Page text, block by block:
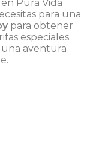
en Pura Vida
para una
para obtener
especiales
aventura